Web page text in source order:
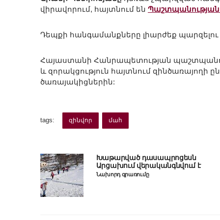
վիրավորում, հայտնում են Պաշտպանության
Դեպքի հանգամանքները լիարժեք
Հայաստանի Հանրապետության
և զորակցություն հայտնում
ծառայակիցներին:
tags: զինվոր մահ
Խաթարված դասապրոցեսն
Արցախում վերականգնվում է
Նախորդ գրառումը